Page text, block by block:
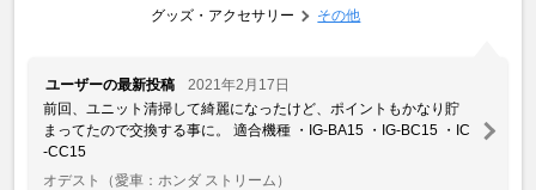
グッズ・アクセサリー その他
ユーザーの最新投稿
2021年2月17日
前回、ユニット清掃して綺麗になったけど、ポイントもかなり貯
まってたので交換する事に。 適合機種 ・IG-BA15 ・IG-BC15 ・IC
-CC15
オデスト
（愛車：ホンダ ストリーム）